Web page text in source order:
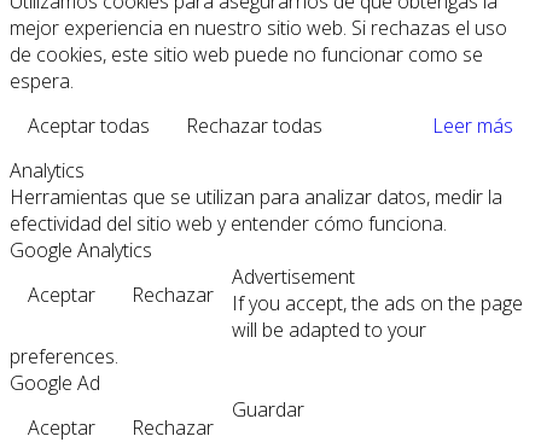
mejor experiencia en nuestro sitio web. Si rechazas el uso
de cookies, este sitio web puede no funcionar como se
espera.
Aceptar todas
Rechazar todas
Leer más
Analytics
Herramientas que se utilizan para analizar datos, medir la
efectividad del sitio web y entender cómo funciona.
Google Analytics
Aceptar
Rechazar
Advertisement
If you accept, the ads on the page
will be adapted to your
preferences.
Google Ad
Aceptar
Rechazar
Guardar